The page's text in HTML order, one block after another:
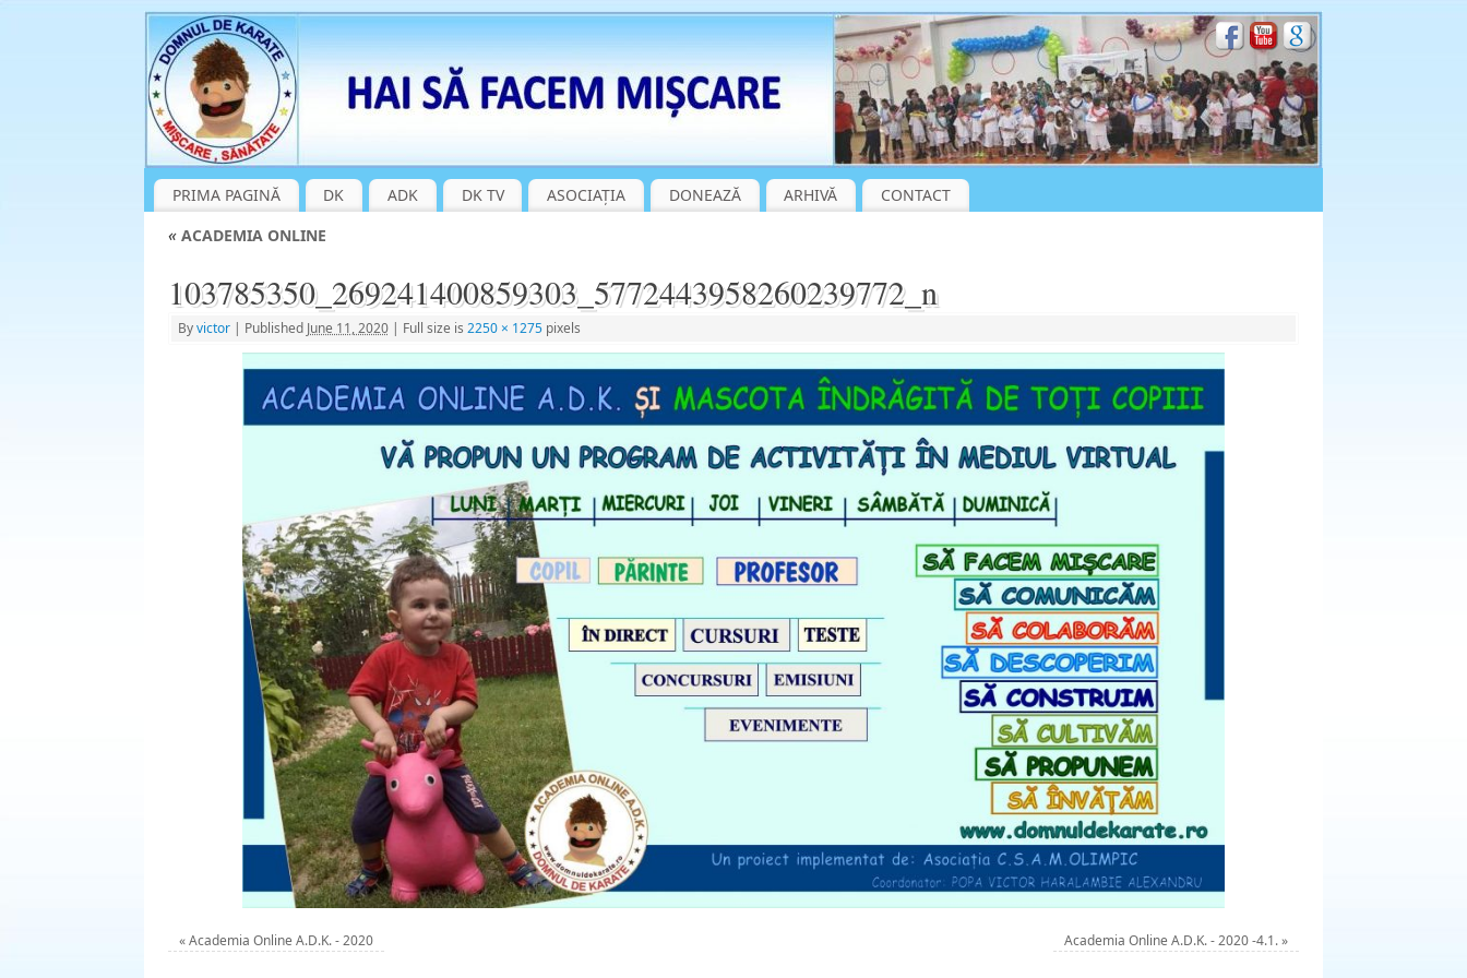
PRIMA PAGINĂ DK ADK DK TV ASOCIAȚIA DONEAZĂ ARHIVĂ CONTACT
«ACADEMIA ONLINE
103785350_269241400859303_5772443958260239772_n
By victor | Published June 11, 2020 | Full size is 2250 × 1275pixels
«Academia Online A.D.K. - 2020 Academia Online A.D.K. - 2020 -4.1.»